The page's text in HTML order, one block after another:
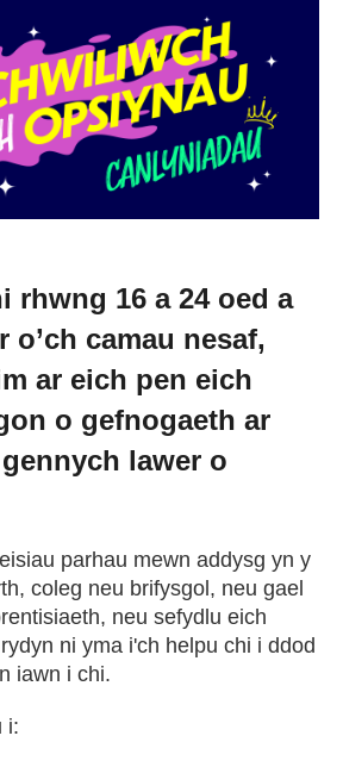
rhwng 16 a 24 oed a
camau nesaf,
ar eich pen eich
o gefnogaeth ar
lawer o
parhau mewn addysg yn y
coleg neu brifysgol, neu gael
neu sefydlu eich
ni yma i'ch helpu chi i ddod
iawn i chi.
i: